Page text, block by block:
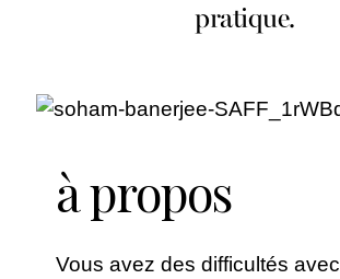
pratique.
à propos
Vous avez des difficultés avec